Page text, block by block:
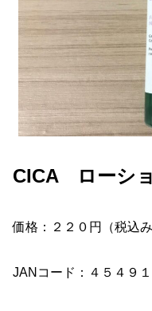
CICA ローシ
価格：２２０円（税込み
JANコード：４５４９